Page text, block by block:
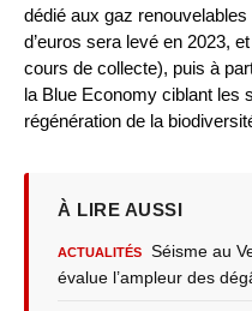
dédié aux gaz renouvelables
d’euros sera levé en 2023,
cours de collecte), puis à
la Blue Economy ciblant les
régénération de la
À LIRE AUSSI
ACTUALITÉS
Séisme au
évalue l’ampleur des